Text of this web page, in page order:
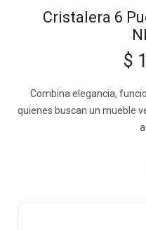
Cristalera 6
$
Combina elegancia,
quienes buscan un mueble